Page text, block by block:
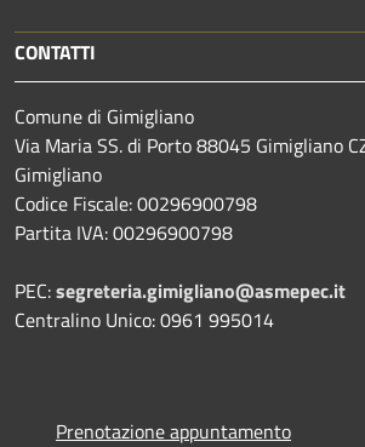
CONTATTI
Comune di Gimigliano
Via Maria SS. di Porto 88045 Gimigliano
Gimigliano
Codice Fiscale: 00296900798
Partita IVA: 00296900798
PEC:segreteria.gimigliano@asmepec.it
Centralino Unico: 0961 995014
Prenotazione appuntamento